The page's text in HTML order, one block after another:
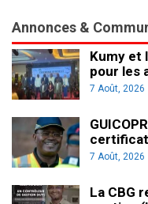
Annonces &
Kumy et
pour les
7 Août, 2026
7 Août, 2026
La CBG